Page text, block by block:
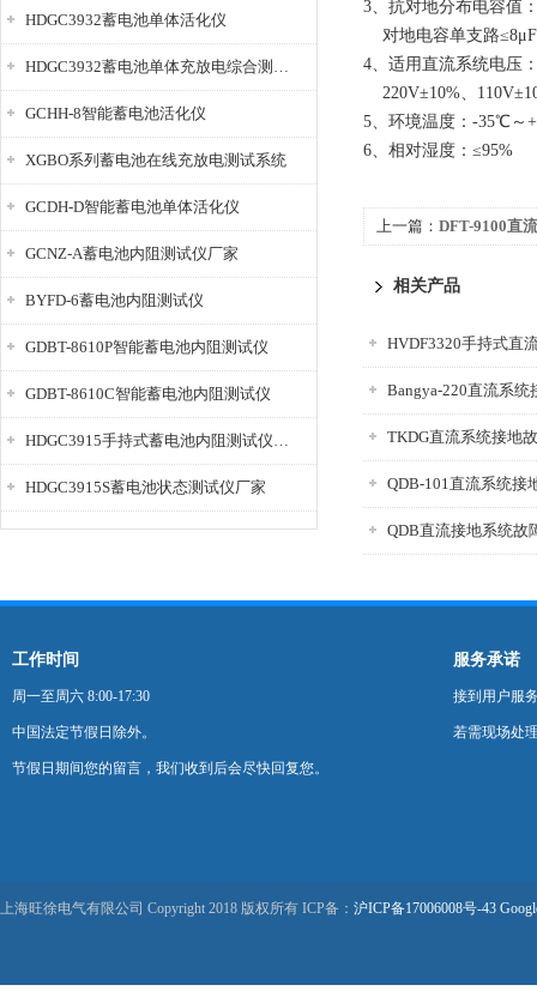
HDGC3932蓄电池单体活化仪
HDGC3932蓄电池单体充放电综合测试仪
GCHH-8智能蓄电池活化仪
XGBO系列蓄电池在线充放电测试系统
GCDH-D智能蓄电池单体活化仪
GCNZ-A蓄电池内阻测试仪厂家
BYFD-6蓄电池内阻测试仪
GDBT-8610P智能蓄电池内阻测试仪
GDBT-8610C智能蓄电池内阻测试仪
HDGC3915手持式蓄电池内阻测试仪厂家
HDGC3915S蓄电池状态测试仪厂家
3、抗对地分布电容值
对地电容单支路≤8μF
4、适用直流系统电压
220V±10%、
5、环境温度：-35℃～
6、相对湿度：
上一篇： DFT-9100直
相关产品
Bangya-220直流系统
TKDG直流系统接地
QDB-101直流系统接
QDB直流接地系统故
工作时间
周一至周六 8:00-17:30
中国法定节假日除外。
节假日期间您的留言，我们收到后会尽快回复您。
服务承诺
接到用户服
若需现场处
上海旺徐电气有限公司 Copyright 2018 版权所有 ICP备： 沪ICP备17006008号-43